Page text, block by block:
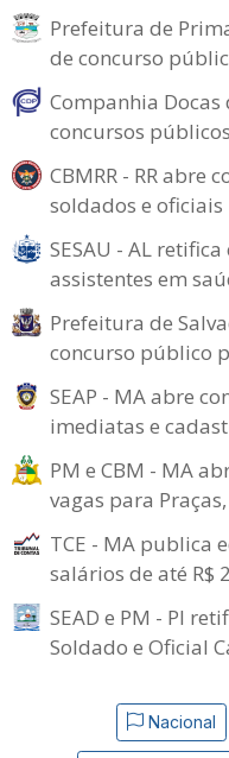
Prefeitura de
de concurso
Companhia
concursos públicos
CBMRR - RR abre
soldados e oficiais
SESAU - AL
assistentes em
Prefeitura de
concurso público
SEAP - MA abre
imediatas e
PM e CBM - MA
vagas para
TCE - MA publica
salários de até R$
SEAD e PM - PI
Soldado e Oficial
Nacional